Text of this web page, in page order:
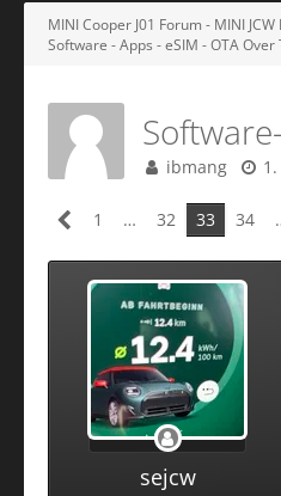
MINI Cooper J01 Forum - MINI
Software - Apps - eSIM - OTA
ibmang
1 … 32 33 34
sejcw